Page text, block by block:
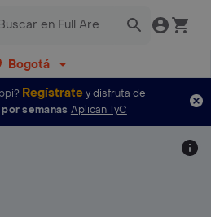
Bogotá
Regístratey disfruta de
semanas Aplican TyC